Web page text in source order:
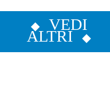
VEDI
ALTRI